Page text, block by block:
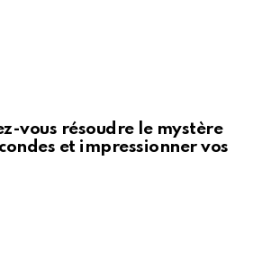
vous résoudre le mystère
et impressionner vos